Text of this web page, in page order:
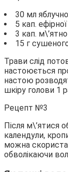
30 мл
5 кап.
3 кап.
15 г
Трави слід
настоюється
настою
шкіру голови 1
Рецепт №3
Після м\’ятися
календули,
можна
обволікаючи